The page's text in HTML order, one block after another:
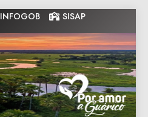
INFOGOB SISAP
Gobernacion
de Guarico
Gobernacion de Guarico